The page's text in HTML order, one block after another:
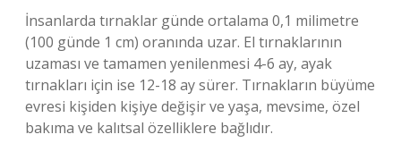
İnsanlarda tırnaklar günde ortalama 0,1 milimetre
(100 günde 1 cm) oranında uzar. El tırnaklarının
uzaması ve tamamen yenilenmesi 4-6 ay, ayak
tırnakları için ise 12-18 ay sürer. Tırnakların büyüme
evresi kişiden kişiye değişir ve yaşa, mevsime, özel
bakıma ve kalıtsal özelliklere bağlıdır.